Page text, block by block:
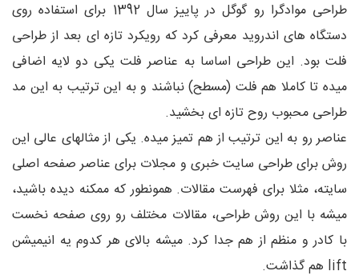
طراحی موادگرا رو گوگل در پاییز سال 1392 برای استفاده روی
دستگاه های اندروید معرفی کرد که رویکرد تازه ای بعد از طراحی
فلت بود. این طراحی اساسا به عناصر فلت یکی دو لایه اضافی
میده تا کاملا هم فلت (مسطح) نباشند و به این ترتیب به این مد
طراحی محبوب روح تازه ای بخشید.
عناصر رو به این ترتیب از هم تمیز میده. یکی از مثالهای عالی این
روش برای طراحی سایت خبری و مجلات برای عناصر صفحه اصلی
سایته، مثلا برای فهرست مقالات. همونطور که ممکنه دیده باشید،
میشه با این روش طراحی، مقالات مختلف رو روی صفحه نخست
با کادر و منظم از هم جدا کرد. میشه بالای هر کدوم یه انیمیشن
lift هم گذاشت.